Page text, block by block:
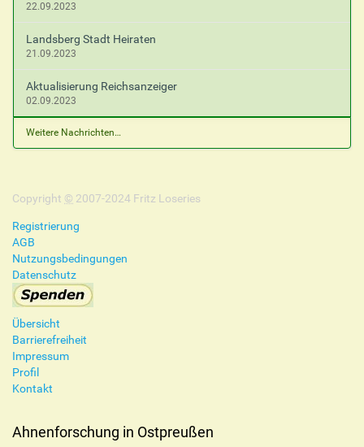
22.09.2023
Landsberg Stadt Heiraten
21.09.2023
Aktualisierung Reichsanzeiger
02.09.2023
Weitere Nachrichten…
Copyright © 2007-2024 Fritz Loseries
Registrierung
AGB
Nutzungsbedingungen
Datenschutz
Übersicht
Barrierefreiheit
Impressum
Profil
Kontakt
Ahnenforschung in Ostpreußen